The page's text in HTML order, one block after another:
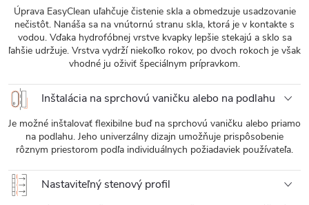
Úprava EasyClean uľahčuje čistenie skla a obmedzuje usadzovanie
nečistôt. Nanáša sa na vnútornú stranu skla, ktorá je v kontakte s
vodou. Vďaka hydrofóbnej vrstve kvapky lepšie stekajú a sklo sa
ľahšie udržuje. Vrstva vydrží niekoľko rokov, po dvoch rokoch je však
vhodné ju oživiť špeciálnym prípravkom.
Inštalácia na sprchovú vaničku alebo na podlahu
Je možné inštalovať flexibilne buď na sprchovú vaničku alebo priamo
na podlahu. Jeho univerzálny dizajn umožňuje prispôsobenie
rôznym priestorom podľa individuálnych požiadaviek používateľa.
Nastaviteľný stenový profil